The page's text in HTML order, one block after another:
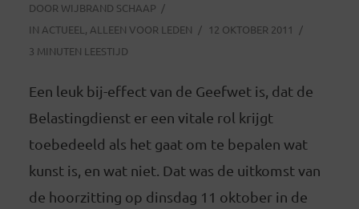
DOOR WIJBRAND SCHAAP
IN ACTUEEL , ALLEEN VOOR LEDEN
12 OKTOBER 2011
3 MINUTEN LEESTIJD
Een leuk bij-effect van de Geefwet is, dat de
Belastingdienst er een vitale rol krijgt
toebedeeld als het gaat om te bepalen wat
kunst is, en wat niet. Dat was de uitkomst van
de hoorzitting op dinsdag 11 oktober in de